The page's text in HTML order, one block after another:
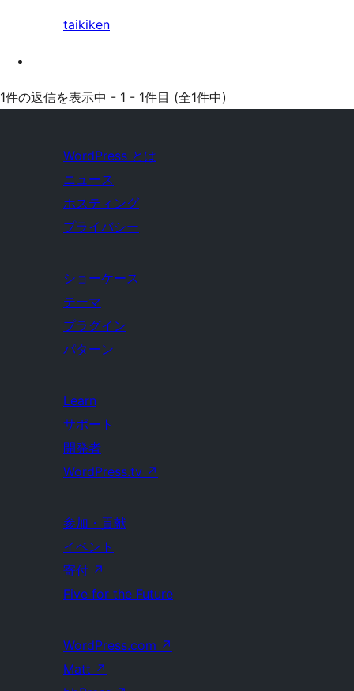
taikiken
1件の返信を表示中 - 1 - 1件目 (全1件中)
WordPress とは
ニュース
ホスティング
プライバシー
ショーケース
テーマ
プラグイン
パターン
Learn
サポート
開発者
WordPress.tv ↗
参加・貢献
イベント
寄付 ↗
Five for the Future
WordPress.com ↗
Matt ↗